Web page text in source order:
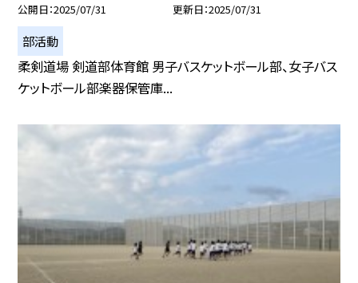
公開日 2025/07/31 更新日 2025/07/31
部活動
柔剣道場 剣道部体育館 男子バスケットボール部、女子バス
ケットボール部楽器保管庫...